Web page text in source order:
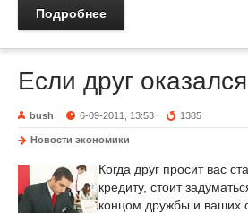
Подробнее
Если друг
bush 6-09-2011, 13:53 1385
Новости экономики
Когда друг просит вас
кредиту, стоит
концом дружбы и ваших